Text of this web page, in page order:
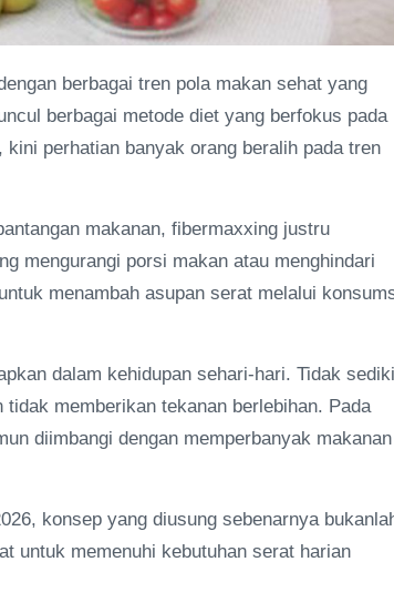
berbagai tren pola makan sehat yang
berbagai metode diet yang berfokus pada
perhatian banyak orang beralih pada tren
makanan, fibermaxxing justru
mengurangi porsi makan atau menghindari
menambah asupan serat melalui
dalam kehidupan sehari-hari. Tidak
memberikan tekanan berlebihan. Pada
diimbangi dengan memperbanyak makanan
konsep yang diusung sebenarnya
untuk memenuhi kebutuhan serat harian